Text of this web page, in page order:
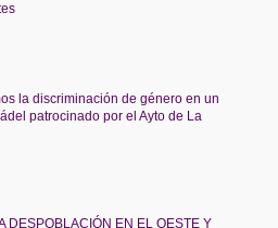
la discriminación de género en un
patrocinado por el Ayto de La
DESPOBLACIÓN EN EL OESTE Y